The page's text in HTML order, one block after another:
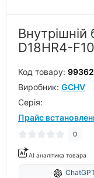
Внутрішній
D18HR4-
Код товару: 99362
Виробник: GCHV
Серiя:
Прайс
0
AI аналітика товара